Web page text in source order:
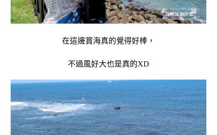
在這邊賞海真的覺得好棒，
不過風好大也是真的XD